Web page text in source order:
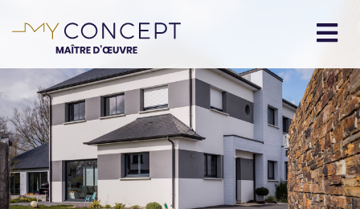
au
principal
principale